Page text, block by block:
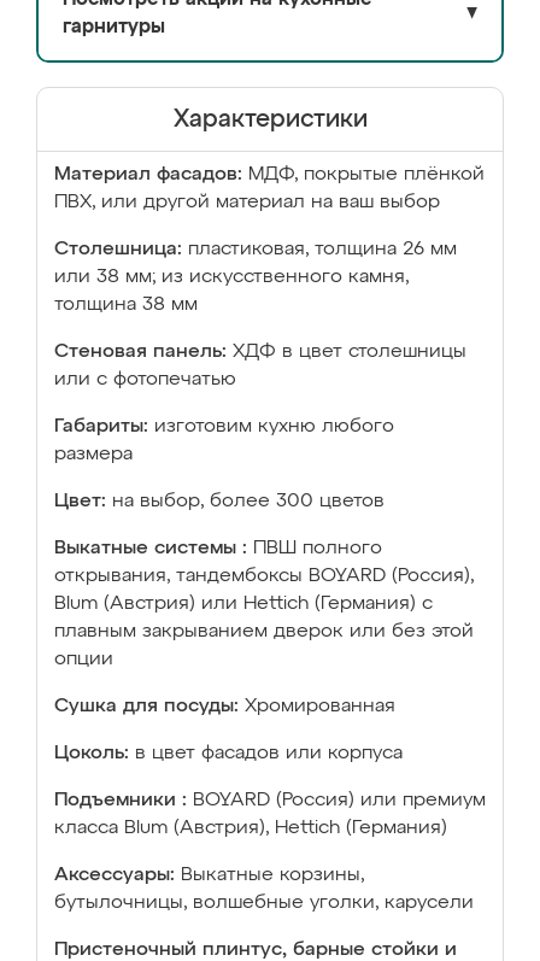
гарнитуры
▼
Характеристики
Материал фасадов: МДФ, покрытые плёнкой
ПВХ, или другой материал на ваш выбор
Столешница: пластиковая, толщина 26 мм
или 38 мм; из искусственного камня,
толщина 38 мм
Стеновая панель: ХДФ в цвет столешницы
или с фотопечатью
Габариты: изготовим кухню любого
размера
Цвет: на выбор, более 300 цветов
Выкатные системы :
ПВШ полного
открывания, тандембоксы BOYARD (Россия),
Blum (Австрия) или Hettich (Германия) с
плавным закрыванием дверок или без этой
опции
Сушка для посуды: Хромированная
Цоколь: в цвет фасадов или корпуса
Подъемники : BOYARD (Россия) или премиум
класса Blum (Австрия), Hettich (Германия)
Аксессуары: Выкатные корзины,
бутылочницы, волшебные уголки, карусели
Пристеночный плинтус, барные стойки и